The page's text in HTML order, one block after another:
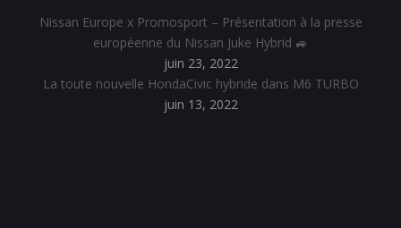
Nissan Europe x Promosport – Présentation à la presse
européenne du Nissan Juke Hybrid 🚙
juin 23, 2022
La toute nouvelle HondaCivic hybride dans M6 TURBO
juin 13, 2022